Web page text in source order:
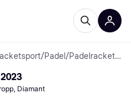
/Padel / Padelracketer
Diamant